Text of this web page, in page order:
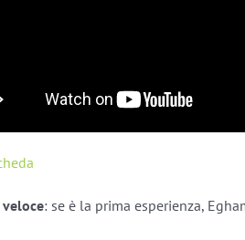
: se è la prima esperienza,